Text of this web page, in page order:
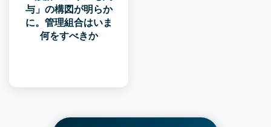
与」の構図が明らか
に。管理組合はいま
何をすべきか